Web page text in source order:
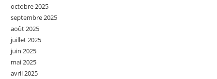
octobre 2025
septembre 2025
août 2025
juillet 2025
juin 2025
mai 2025
avril 2025